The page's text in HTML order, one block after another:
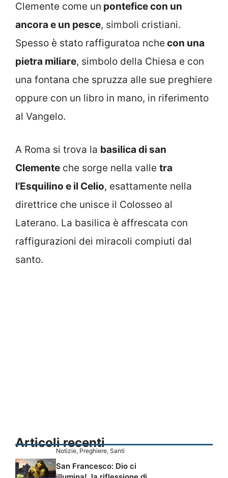
Clemente come un pontefice con un
ancora e un pesce, simboli cristiani.
Spesso è stato raffiguratoa nche con una
pietra miliare, simbolo della Chiesa e con
una fontana che spruzza alle sue preghiere
oppure con un libro in mano, in riferimento
al Vangelo.
A Roma si trova la basilica di san
Clemente che sorge nella valle tra
l’Esquilino e il Celio, esattamente nella
direttrice che unisce il Colosseo al
Laterano. La basilica è affrescata con
raffigurazioni dei miracoli compiuti dal
santo.
Articoli recenti
Notizie, Preghiere, Santi
San Francesco: Dio ci